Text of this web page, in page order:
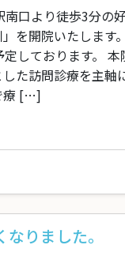
南口より徒歩3分の
を開院いたします
しております。 本
た訪問診療を主軸
療 […]
りました。